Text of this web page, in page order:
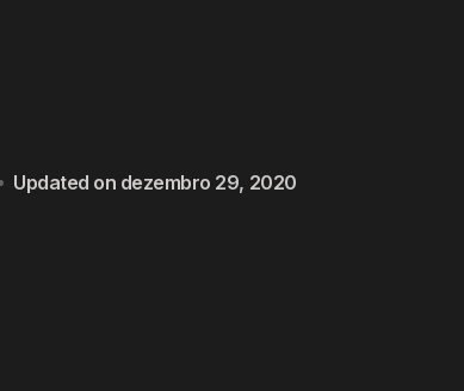
Updated on dezembro 29, 2020